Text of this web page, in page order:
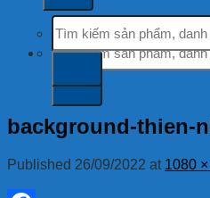
Tìm
kiếm:
Tìm
kiếm:
background-thien-
Published 26/09/2022 at 1080